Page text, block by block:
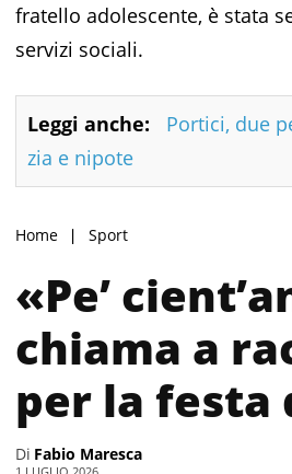
fratello adolescente, è stata
servizi sociali.
Leggi anche:
Portici, due
zia e nipote
Home Sport
«Pe’
chiama a
per la festa
Di Fabio Maresca